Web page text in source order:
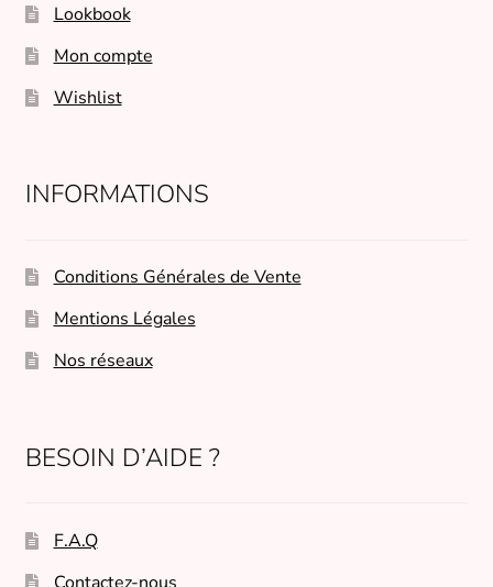
Lookbook
Mon compte
Wishlist
INFORMATIONS
Conditions Générales de Vente
Mentions Légales
Nos réseaux
BESOIN D’AIDE ?
F.A.Q